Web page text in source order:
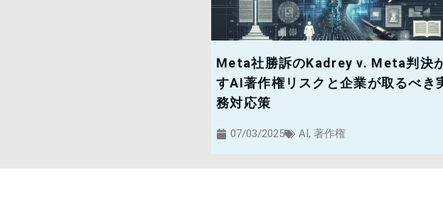
Meta社勝訴のKadrey v. Meta判決
すAI著作権リスクと企業が取るべき
務対応策
07/03/2025 AI,著作権